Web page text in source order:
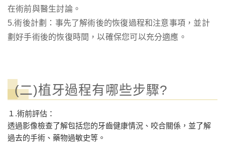
在術前與醫生討論。
5.術後計劃：事先了解術後的恢復過程和注意事項，並計
劃好手術後的恢復時間，以確保您可以充分適應。
(二)植牙過程有哪些步驟?
１.術前評估：
透過影像檢查了解包括您的牙齒健康情況、咬合關係，並了解
過去的手術、藥物過敏史等。